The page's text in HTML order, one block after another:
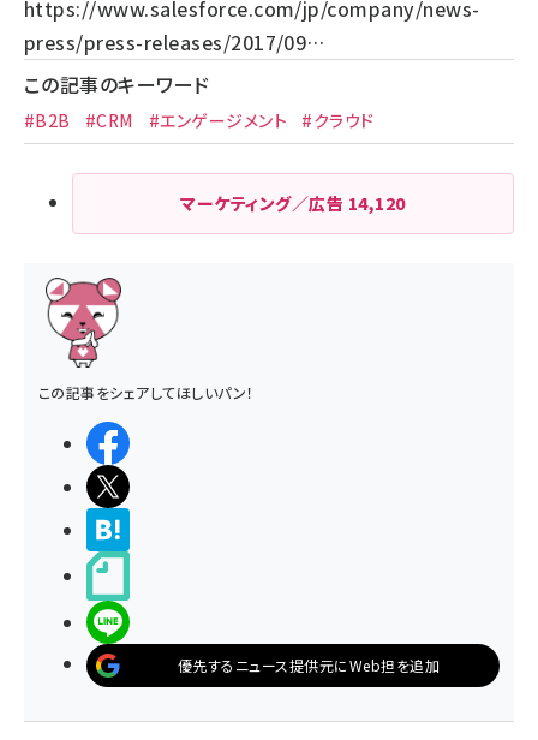
https://www.salesforce.com/jp/company/news-
press/press-releases/2017/09…
この記事のキーワード
#B2B #CRM #エンゲージメント #クラウド
マーケティング／広告 14,120
この記事をシェアしてほしいパン！
優先するニュース提供元にWeb担を追加